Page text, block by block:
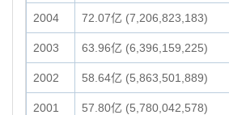
2004 72.07亿 (7,206,823,183)
2003 63.96亿 (6,396,159,225)
2002 58.64亿 (5,863,501,889)
2001 57.80亿 (5,780,042,578)